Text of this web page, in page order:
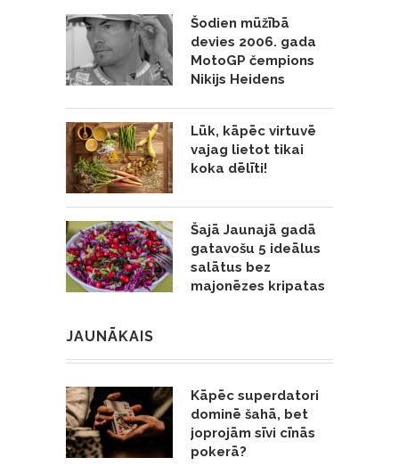
Šodien mūžībā
devies 2006. gada
MotoGP čempions
Nikijs Heidens
Lūk, kāpēc virtuvē
vajag lietot tikai
koka dēlīti!
Šajā Jaunajā gadā
gatavošu 5 ideālus
salātus bez
majonēzes kripatas
JAUNĀKAIS
Kāpēc superdatori
dominē šahā, bet
joprojām sīvi cīnās
pokerā?